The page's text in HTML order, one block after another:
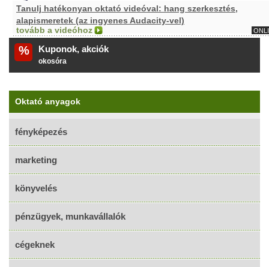
Tanulj hatékonyan oktató videóval: hang szerkesztés,
alapismeretek (az ingyenes Audacity-vel)
tovább a videóhoz
% Kuponok, akciók
okosóra
Oktató anyagok
fényképezés
marketing
könyvelés
pénzügyek, munkavállalók
cégeknek